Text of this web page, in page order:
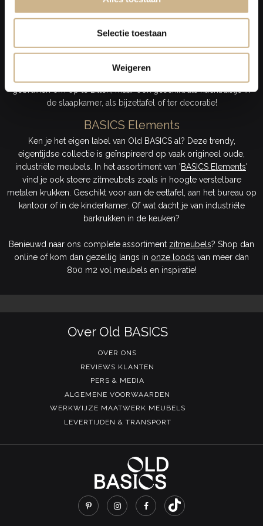
Selectie toestaan
Weigeren
Industriële zitmeubels kopen?
hout en staal. Denk aan stoere zwarte houten stoelen of
schoolstoelen met metalen poten voor in de eetkamer, ijzeren
krukjes of lage houten banken, zowel lang als kort. Krukjes en
gebruiken om op te zitten, maar ook geschikt als nachtkastje in
de slaapkamer, als bijzettafel of ter decoratie!
BASICS Elements
Ken je het eigen label van Old BASICS al? Deze trendy,
eigentijdse collectie is geïnspireerd op vaak origineel oude,
industriële meubels. In het assortiment van 'BASICS Elements'
vind je ook stoere zitmeubels zoals in hoogte verstelbare
metalen krukken. Geschikt voor aan de eettafel, aan het bureau op
kantoor of in de kinderkamer. Of wat dacht je van industriële
barkrukken in de keuken?
Benieuwd naar ons complete assortiment zitmeubels? Shop dan
online of kom dan gezellig langs in onze loods van meer dan
800 m2 vol meubels en inspiratie!
Over Old BASICS
OVER ONS
REVIEWS KLANTEN
PERS & MEDIA
ALGEMENE VOORWAARDEN
WERKWIJZE MAATWERK MEUBELS
LEVERTIJDEN & TRANSPORT